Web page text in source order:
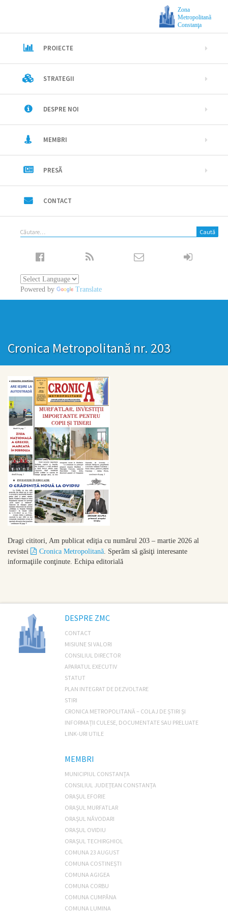
Zona
Metropolitanã
Constanţa
PROIECTE
STRATEGII
DESPRE NOI
MEMBRI
PRESÃ
CONTACT
Caută
Powered by Translate
Cronica Metropolitană nr. 203
Dragi cititori, Am publicat ediţia cu numărul 203 – martie 2026 al
revistei
Cronica Metropolitană. Sperăm să găsiţi interesante
informaţiile conţinute. Echipa editorială
DESPRE ZMC
CONTACT
MISIUNE SI VALORI
CONSILIUL DIRECTOR
APARATUL EXECUTIV
STATUT
PLAN INTEGRAT DE DEZVOLTARE
STIRI
CRONICA METROPOLITANĂ – COLAJ DE ȘTIRI ȘI
INFORMAȚII CULESE, DOCUMENTATE SAU PRELUATE
LINK-URI UTILE
MEMBRI
MUNICIPIUL CONSTANŢA
CONSILIUL JUDEŢEAN CONSTANŢA
ORAŞUL EFORIE
ORAŞUL MURFATLAR
ORAŞUL NĂVODARI
ORAŞUL OVIDIU
ORAŞUL TECHIRGHIOL
COMUNA 23 AUGUST
COMUNA COSTINEȘTI
COMUNA AGIGEA
COMUNA CORBU
COMUNA CUMPĂNA
COMUNA LUMINA